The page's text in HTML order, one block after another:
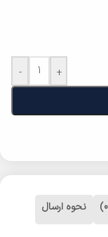
- +
نحوه ارسال